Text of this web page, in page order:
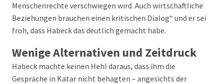
Menschenrechte verschwiegen wird. Auch wirtschaftliche
Beziehungen brauchen einen kritischen Dialog“ und er sei
froh, dass Habeck das deutlich gemacht habe.
Wenige Alternativen und Zeitdruck
Habeck machte keinen Hehl daraus, dass ihm die
Gespräche in Katar nicht behagten – angesichts der